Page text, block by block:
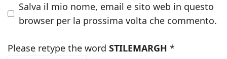
Salva il mio nome, email e sito web in questo
browser per la prossima volta che commento.
Please retype the word STILEMARGH *